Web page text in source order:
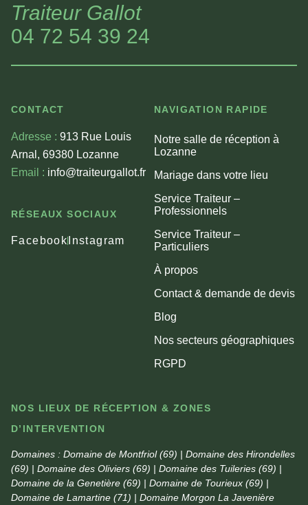
Traiteur Gallot
04 72 54 39 24
CONTACT
Adresse : 913 Rue Louis
Arnal, 69380 Lozanne
Email : info@traiteurgallot.fr
RÉSEAUX SOCIAUX
Facebook Instagram
NAVIGATION RAPIDE
Notre salle de réception à
Lozanne
Mariage dans votre lieu
Service Traiteur –
Professionnels
Service Traiteur –
Particuliers
À propos
Contact & demande de devis
Blog
Nos secteurs géographiques
RGPD
NOS LIEUX DE RÉCEPTION & ZONES
D’INTERVENTION
Domaines : Domaine de Montfriol (69) | Domaine des Hirondelles
(69) | Domaine des Oliviers (69) | Domaine des Tuileries (69) |
Domaine de la Genetière (69) | Domaine de Tourieux (69) |
Domaine de Lamartine (71) | Domaine Morgon La Javenière